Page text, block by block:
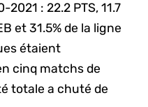
: 22.2 PTS, 11.7
et 31.5% de la ligne
étaient
cinq matchs de
totale a chuté de